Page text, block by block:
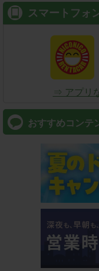
スマートフォ
⇒ アプリ
おすすめコンテ